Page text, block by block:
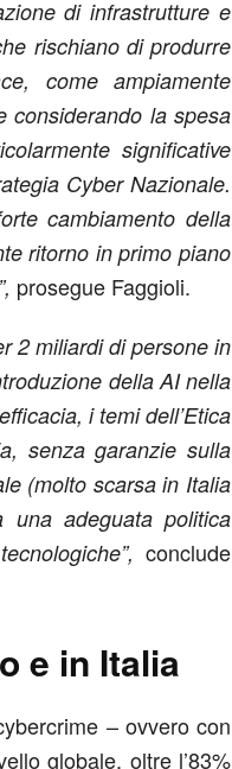
di infrastrutture e
rischiano di produrre
come ampiamente
considerando la spesa
significative
Cyber Nazionale.
cambiamento della
ritorno in primo piano
prosegue Faggioli.
2 miliardi di persone in
della AI nella
i temi dell’Etica
senza garanzie sulla
(molto scarsa in Italia
una adeguata politica
conclude
e in Italia
– ovvero con
globale, oltre l’83%